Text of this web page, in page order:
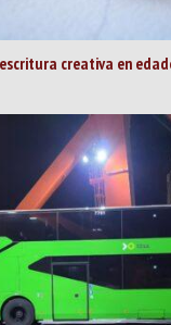
creativa en